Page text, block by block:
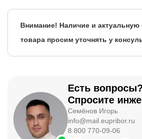
Внимание! Наличие и актуальную
товара просим уточнять у
Есть вопросы?
Спросите
Семёнов Игорь
info@mail.eupribor.ru
8 800 770-09-06